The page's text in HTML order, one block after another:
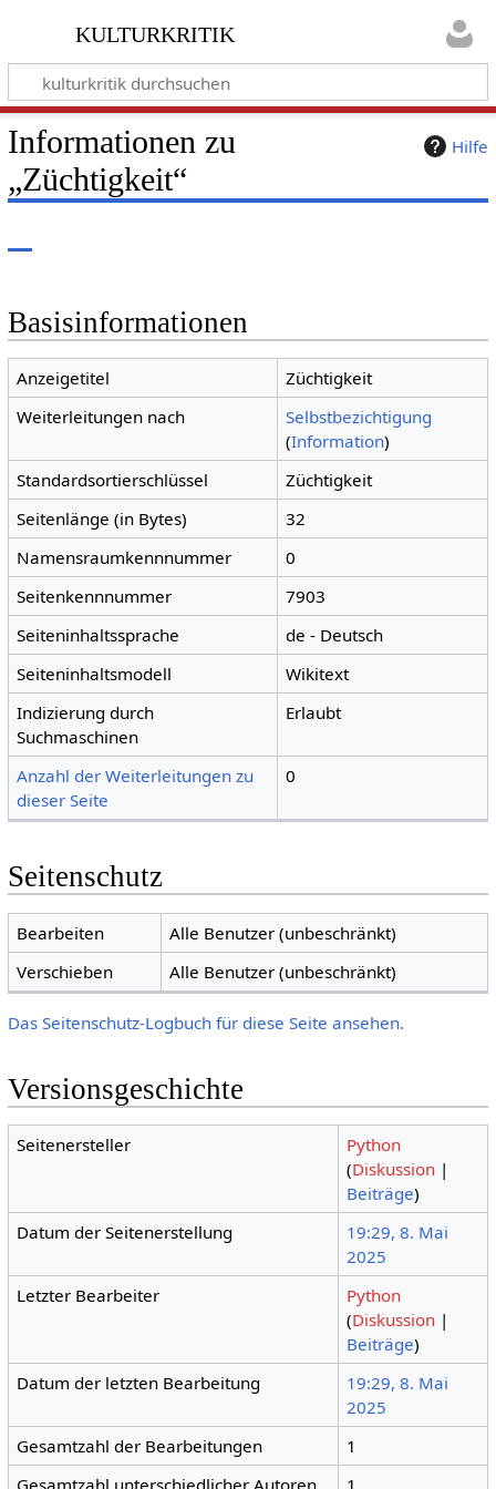
kulturkritik
Hilfe
Informationen zu
„Züchtigkeit“
Basisinformationen
Anzeigetitel
Züchtigkeit
Weiterleitungen nach
Selbstbezichtigung
(Information)
Standardsortierschlüssel
Züchtigkeit
Seitenlänge (in Bytes)
32
Namensraumkennnummer
0
Seitenkennnummer
7903
Seiteninhaltssprache
de - Deutsch
Seiteninhaltsmodell
Wikitext
Indizierung durch
Suchmaschinen
Erlaubt
Anzahl der Weiterleitungen zu
dieser Seite
0
Seitenschutz
Bearbeiten
Alle Benutzer (unbeschränkt)
Verschieben
Alle Benutzer (unbeschränkt)
Das Seitenschutz-Logbuch für diese Seite ansehen.
Versionsgeschichte
Seitenersteller
Python
(Diskussion |
Beiträge)
Datum der Seitenerstellung
19:29, 8. Mai
2025
Letzter Bearbeiter
Python
(Diskussion |
Beiträge)
Datum der letzten Bearbeitung
19:29, 8. Mai
2025
Gesamtzahl der Bearbeitungen
1